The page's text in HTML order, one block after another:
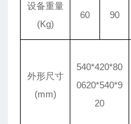
设备重量
(Kg)
60 90
外形尺寸
(mm)
540*420*80
0620*540*9
20